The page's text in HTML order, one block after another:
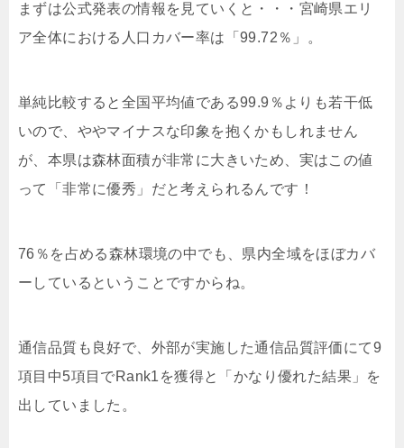
まずは公式発表の情報を見ていくと・・・宮崎県エリ
ア全体における人口カバー率は「99.72％」。
単純比較すると全国平均値である99.9％よりも若干低
いので、ややマイナスな印象を抱くかもしれません
が、本県は森林面積が非常に大きいため、実はこの値
って「非常に優秀」だと考えられるんです！
76％を占める森林環境の中でも、県内全域をほぼカバ
ーしているということですからね。
通信品質も良好で、外部が実施した通信品質評価にて9
項目中5項目でRank1を獲得と「かなり優れた結果」を
出していました。